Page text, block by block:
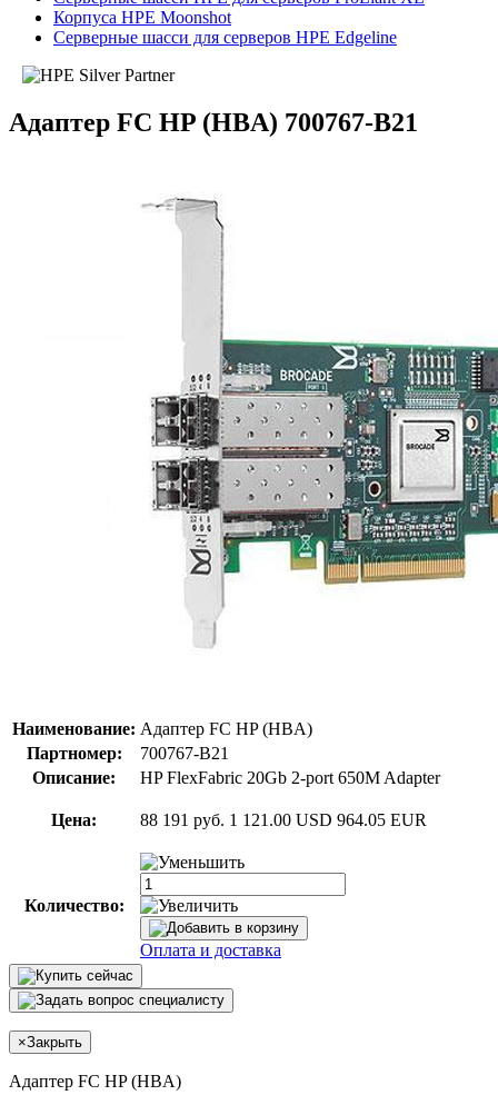
Корпуса HPE Moonshot
Серверные шасси для серверов HPE Edgeline
Адаптер FC HP (HBA) 700767-B21
Наименование: Адаптер FC HP (HBA)
Партномер:
700767-B21
Описание:
HP FlexFabric 20Gb 2-port 650M Adapter
Цена: 88 191 руб. 1 121.00 USD 964.05 EUR
Количество:
Оплата и доставка
×Закрыть
Адаптер FC HP (HBA)